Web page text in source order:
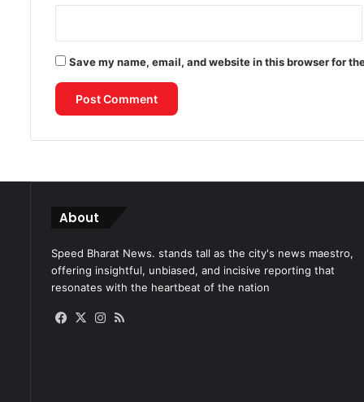
Save my name, email, and website in this browser for
About
Speed Bharat News. stands tall as the city's news maestro,
offering insightful, unbiased, and incisive reporting that
resonates with the heartbeat of the nation
Facebook
X Instagram